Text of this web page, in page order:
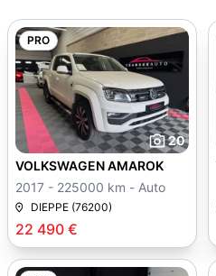
PRO
20
22 490 €
VOLKSWAGEN AMAROK
2017 - 225000 km - Auto
DIEPPE (76200)